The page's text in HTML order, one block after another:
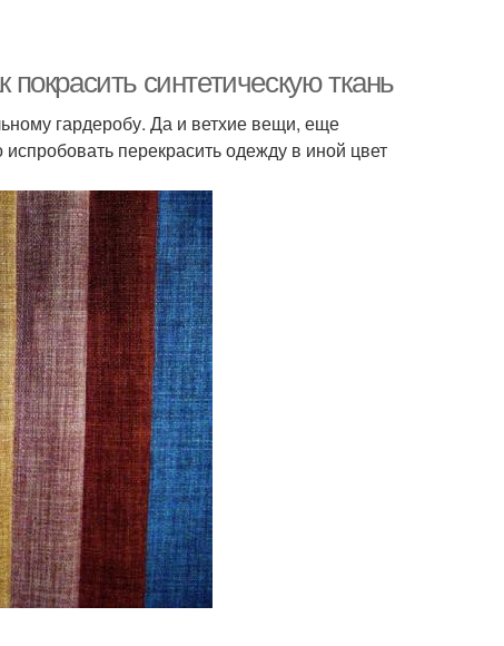
синтетическую ткань
гардеробу. Да и ветхие вещи, еще
перекрасить одежду в иной цвет